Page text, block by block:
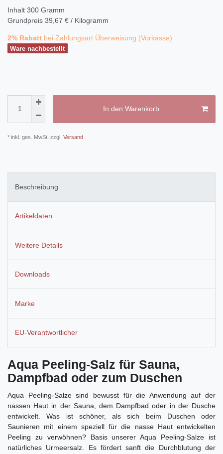
Inhalt 300 Gramm
Grundpreis 39,67 € / Kilogramm
2% Rabatt bei Zahlungsart Überweisung (Vorkasse)
Ware nachbestellt
In den Warenkorb
* inkl. ges. MwSt. zzgl. Versand
Beschreibung
Artikeldaten
Weitere Details
Downloads
Marke
EU-Verantwortlicher
Aqua Peeling-Salz für Sauna,
Dampfbad oder zum Duschen
Aqua Peeling-Salze sind bewusst für die Anwendung auf der
nassen Haut in der Sauna, dem Dampfbad oder in der Dusche
entwickelt. Was ist schöner, als sich beim Duschen oder
Saunieren mit einem speziell für die nasse Haut entwickelten
Peeling zu verwöhnen? Basis unserer Aqua Peeling-Salze ist
natürliches Urmeersalz. Es fördert sanft die Durchblutung der